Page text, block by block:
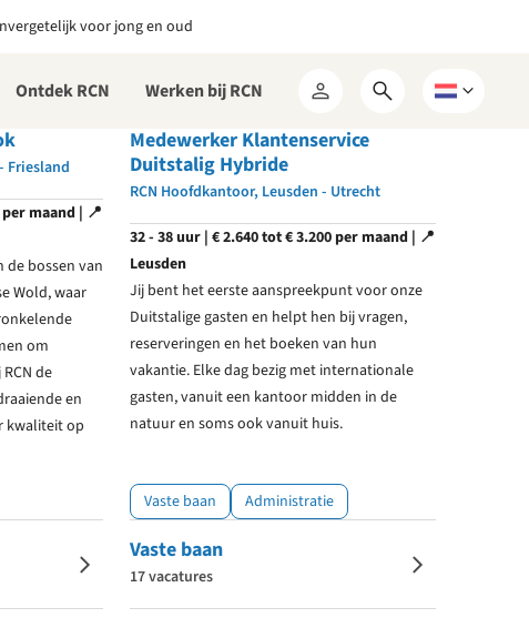
voor jong en oud
Ontdek RCN Werken bij RCN
Mijn
RCN
Open
Kies
Friesland
maand | 📍
de bossen van
Wold, waar
om
de
en
kwaliteit op
Medewerker Klantenservice
Duitstalig Hybride
RCN Hoofdkantoor, Leusden - Utrecht
32 - 38 uur | € 2.640 tot € 3.200 per maand | 📍
Leusden
Jij bent het eerste aanspreekpunt voor onze
Duitstalige gasten en helpt hen bij vragen,
reserveringen en het boeken van hun
vakantie. Elke dag bezig met internationale
gasten, vanuit een kantoor midden in de
natuur en soms ook vanuit huis.
Vaste baan Administratie
Vaste baan
17 vacatures